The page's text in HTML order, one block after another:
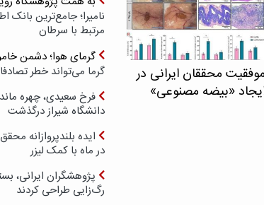
موفقیت محققان ایرانی در
«بیضه مصنوعی»
مرتبط با سرطان
گرمای هوا؛ دشمن
گرما می‌تواند خطر
فرخ سعیدی، چهره
دانشگاه شیراز درگذشت
ایده بلندپروازانه
در ماه با کمک لیزر
پژوهشگران ایرانی،
رگ‌زایی طراحی کردند